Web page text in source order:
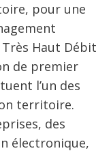
pour une
Haut Débit
de premier
l’un des
territoire.
des
électronique,